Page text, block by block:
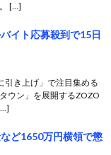
[…]
イト応募殺到で15日
引き上げ」で注目集める
ウン」を展開するZOZO
ど1650万円横領で懲